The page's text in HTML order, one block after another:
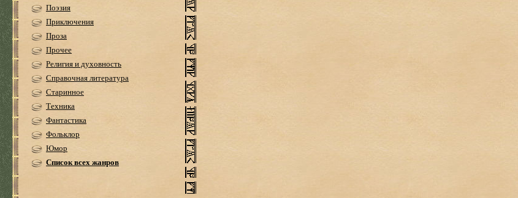
Поэзия
Приключения
Проза
Прочее
Религия и духовность
Справочная литература
Старинное
Техника
Фантастика
Фольклор
Юмор
Список всех жанров